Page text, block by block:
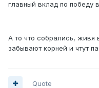
главный вклад по победу
А то что собрались, живя
забывают корней и чтут
Quote